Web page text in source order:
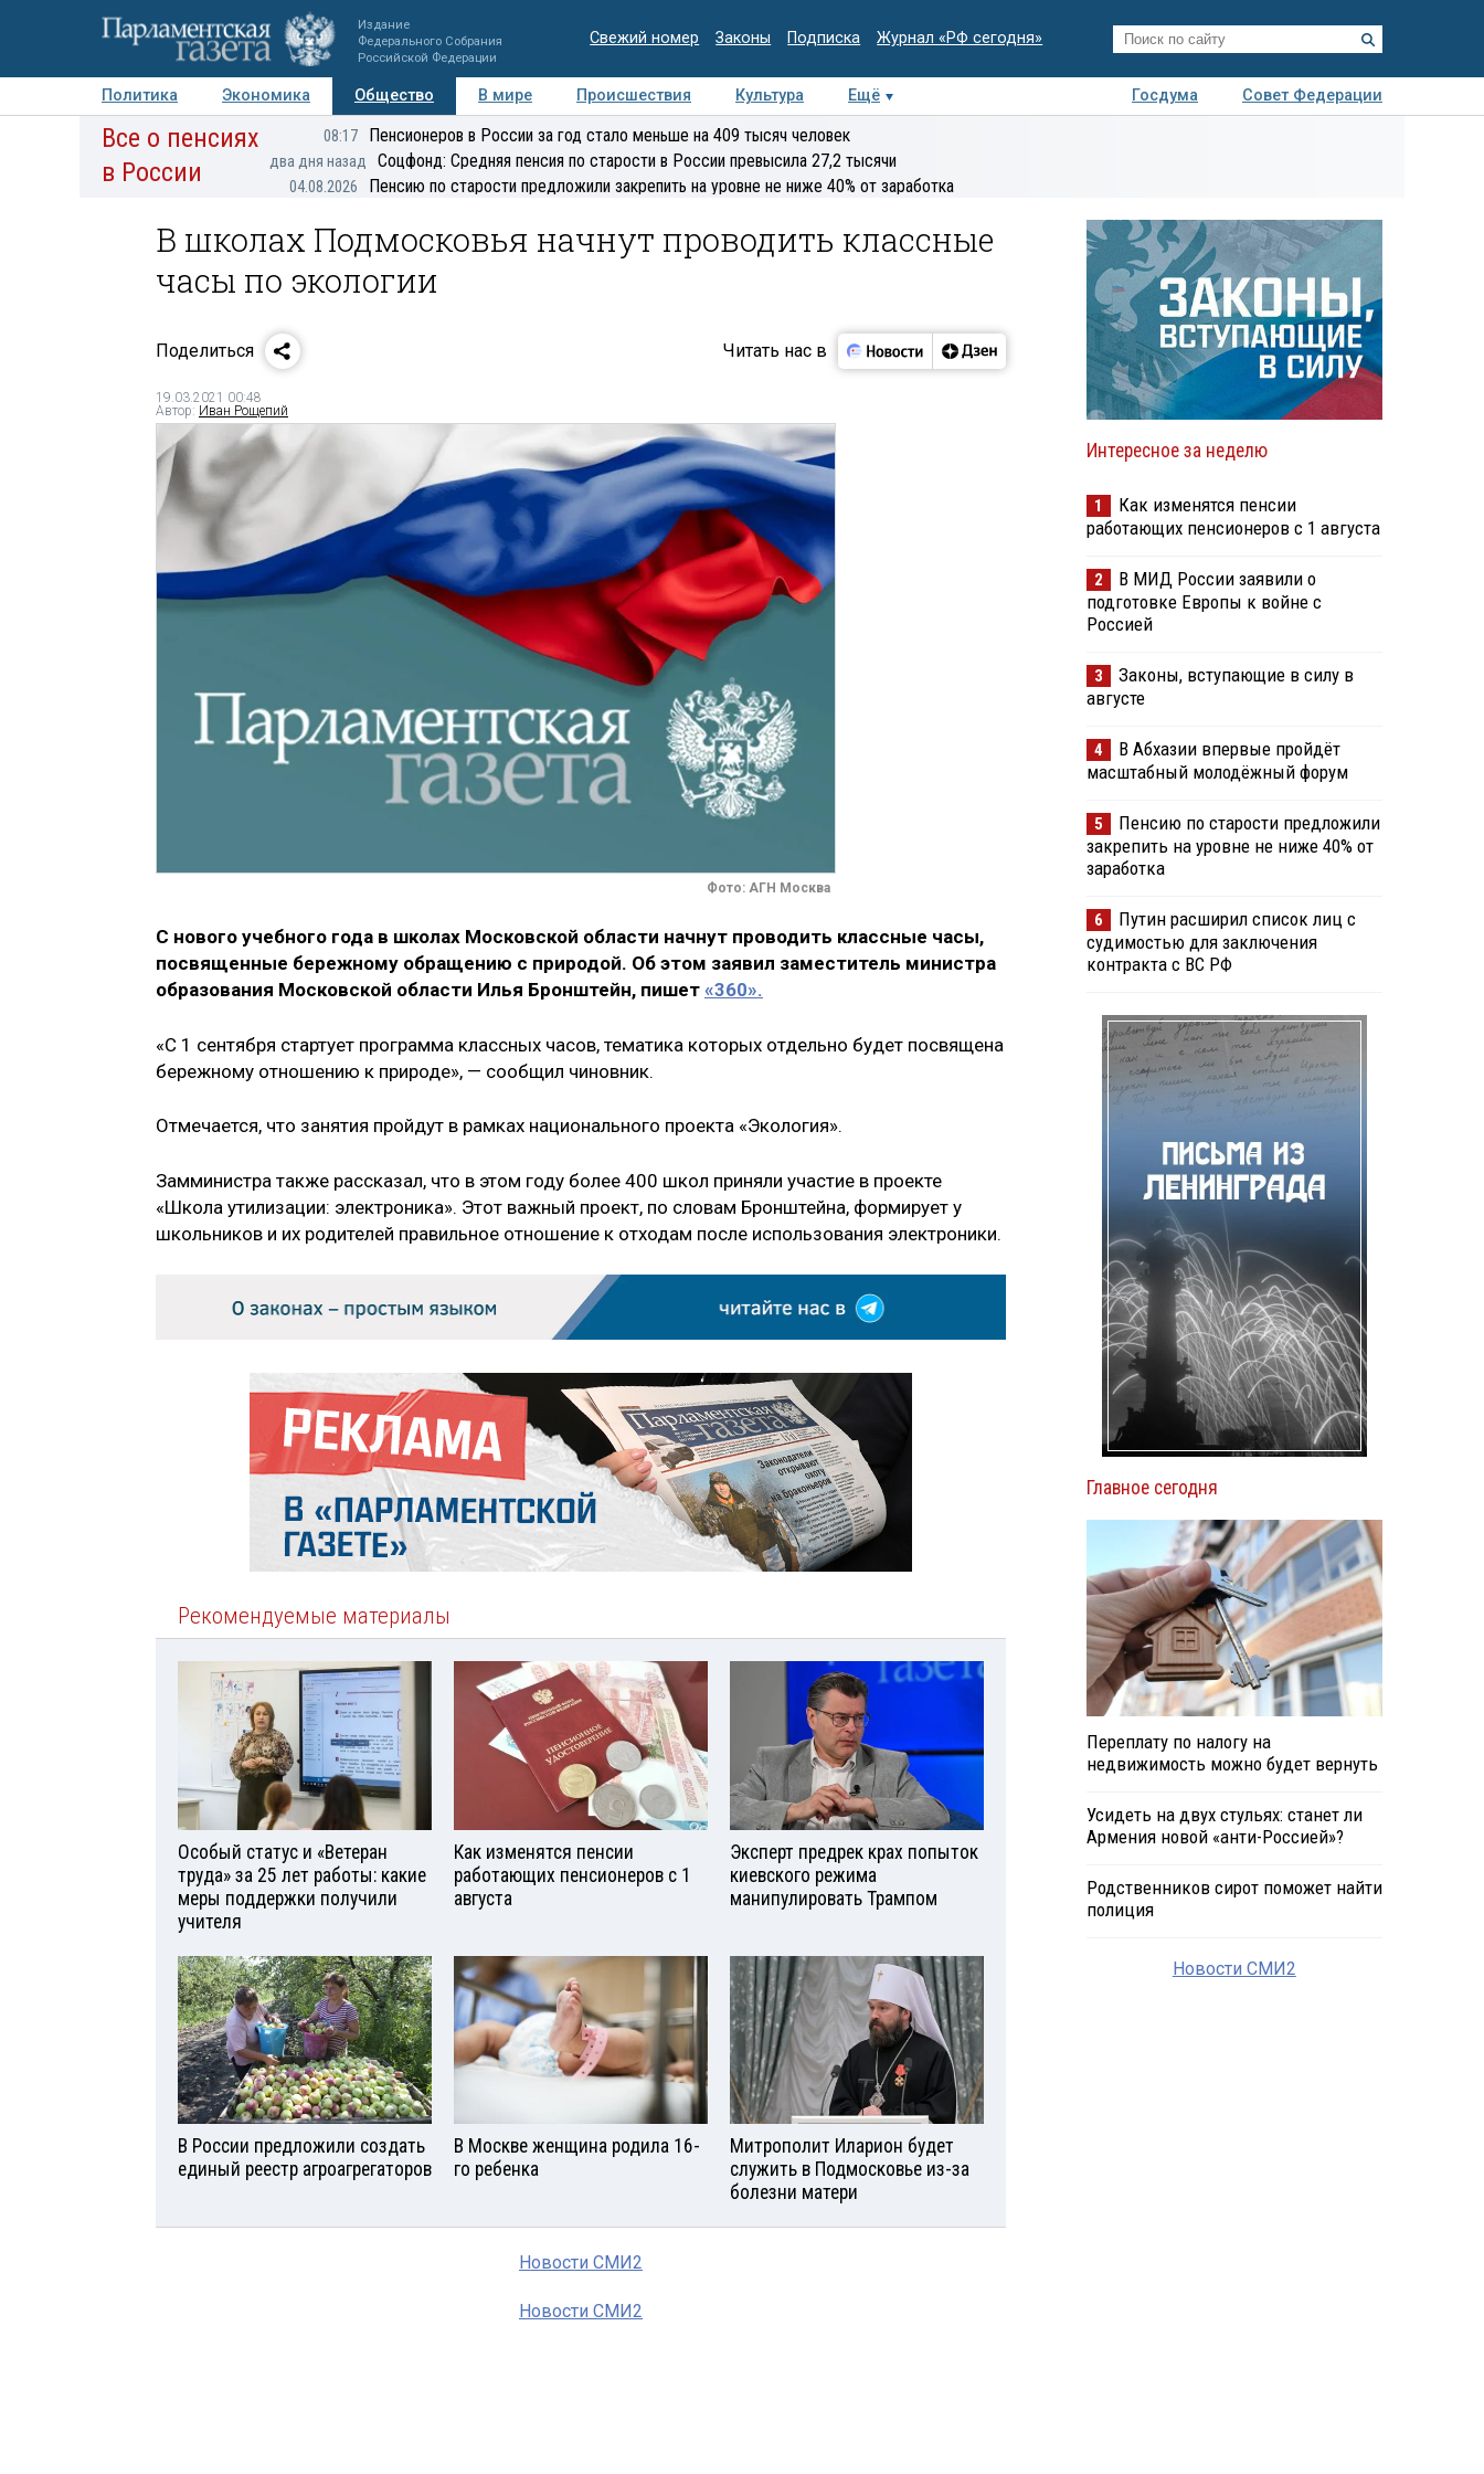
Издание
Федерального Собрания
Российской Федерации
Свежий номер Законы Подписка Журнал «РФ сегодня»
Политика Экономика Общество В мире Происшествия Культура Ещё Госдума
Совет Федерации
Авторы Персоны Мнения Регионы Медиацентр Интервью Колумнисты
Все о пенсиях
в России
08:17 Пенсионеров в России за год стало меньше на 409 тысяч человек
два дня назад Соцфонд: Средняя пенсия по старости в России превысила 27,2 тысячи
04.08.2026 Пенсию по старости предложили закрепить на уровне не ниже 40% от заработка
В школах Подмосковья начнут проводить классные
часы по экологии
Поделиться Читать нас в
19.03.2021 00:48
Автор: Иван Рощепий
Фото: АГН Москва
С нового учебного года в школах Московской области начнут проводить классные часы,
посвященные бережному обращению с природой. Об этом заявил заместитель министра
образования Московской области Илья Бронштейн, пишет «360».
«С 1 сентября стартует программа классных часов, тематика которых отдельно будет посвящена
бережному отношению к природе», — сообщил чиновник.
Отмечается, что занятия пройдут в рамках национального проекта «Экология».
Замминистра также рассказал, что в этом году более 400 школ приняли участие в проекте
«Школа утилизации: электроника». Этот важный проект, по словам Бронштейна, формирует у
школьников и их родителей правильное отношение к отходам после использования электроники.
Рекомендуемые материалы
Особый статус и «Ветеран
труда» за 25 лет работы: какие
меры поддержки получили
учителя
Как изменятся пенсии
работающих пенсионеров с 1
августа
Эксперт предрек крах попыток
киевского режима
манипулировать Трампом
В России предложили создать
единый реестр агроагрегаторов
В Москве женщина родила 16-
го ребенка
Митрополит Иларион будет
служить в Подмосковье из-за
болезни матери
Новости СМИ2
Новости СМИ2
Интересное за неделю
1
Как изменятся пенсии
работающих пенсионеров с 1 августа
2
В МИД России заявили о
подготовке Европы к войне с
Россией
3
Законы, вступающие в силу в
августе
4
В Абхазии впервые пройдёт
масштабный молодёжный форум
5
Пенсию по старости предложили
закрепить на уровне не ниже 40% от
заработка
6
Путин расширил список лиц с
судимостью для заключения
контракта с ВС РФ
Главное сегодня
Переплату по налогу на
недвижимость можно будет вернуть
Усидеть на двух стульях: станет ли
Армения новой «анти-Россией»?
Родственников сирот поможет найти
полиция
Новости СМИ2